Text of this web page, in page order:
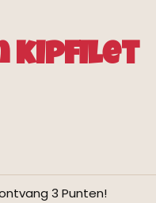
kipfilet
3 Punten!